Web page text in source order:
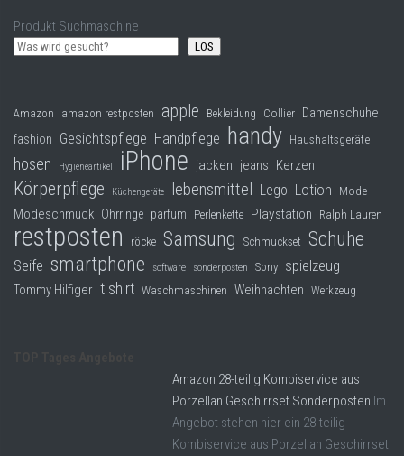
Produkt Suchmaschine
LOS
Amazon amazon restposten apple Bekleidung Collier Damenschuhe
fashion Gesichtspflege Handpflege handy Haushaltsgeräte
hosen Hygieneartikel iPhone jacken jeans Kerzen
Körperpflege Küchengeräte lebensmittel Lego Lotion Mode
Modeschmuck Ohrringe parfüm Perlenkette Playstation Ralph Lauren
restposten röcke Samsung Schmuckset Schuhe
Seife smartphone software sonderposten Sony spielzeug
Tommy Hilfiger t shirt Waschmaschinen Weihnachten Werkzeug
Amazon 28-teilig Kombiservice aus
Porzellan Geschirrset Sonderposten Im
Angebot stehen hier ein 28-teilig
Kombiservice aus Porzellan Geschirrset